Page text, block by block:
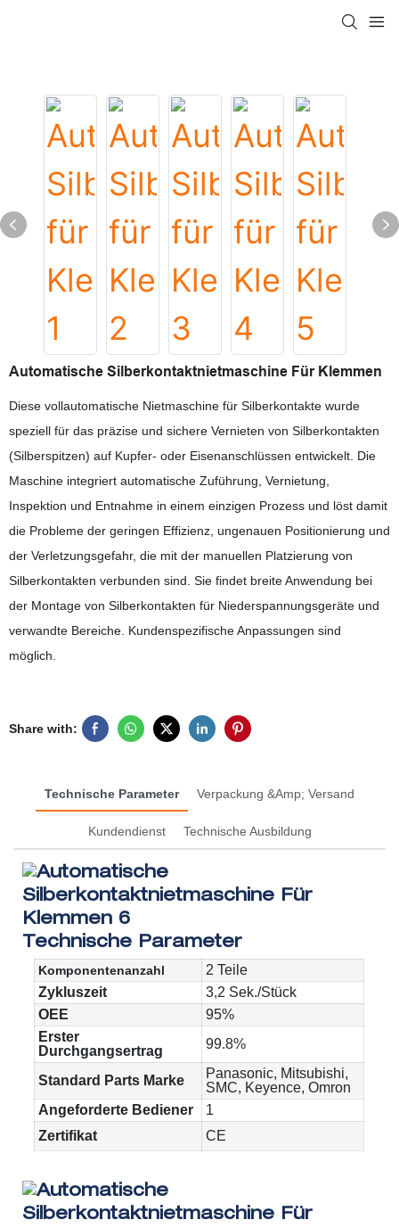
Automatische Silberkontaktnietmaschine Für Klemmen
Diese vollautomatische Nietmaschine für Silberkontakte wurde
speziell für das präzise und sichere Vernieten von Silberkontakten
(Silberspitzen) auf Kupfer- oder Eisenanschlüssen entwickelt. Die
Maschine integriert automatische Zuführung, Vernietung,
Inspektion und Entnahme in einem einzigen Prozess und löst damit
die Probleme der geringen Effizienz, ungenauen Positionierung und
der Verletzungsgefahr, die mit der manuellen Platzierung von
Silberkontakten verbunden sind. Sie findet breite Anwendung bei
der Montage von Silberkontakten für Niederspannungsgeräte und
verwandte Bereiche. Kundenspezifische Anpassungen sind
möglich.
Share with:
Technische Parameter Verpackung &amp; Versand
Kundendienst Technische Ausbildung
Technische Parameter
Komponentenanzahl
2 Teile
Zykluszeit
3,2 Sek./Stück
OEE
95%
Erster
Durchgangsertrag
99.8%
Standard Parts Marke
Panasonic, Mitsubishi,
SMC, Keyence, Omron
Angeforderte Bediener
1
Zertifikat
CE